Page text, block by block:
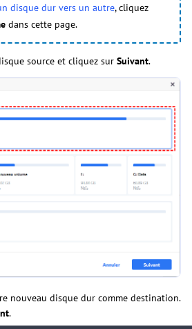
disque dur vers un autre, cliquez
dans cette page.
source et cliquez sur Suivant.
nouveau disque dur comme destination.
.